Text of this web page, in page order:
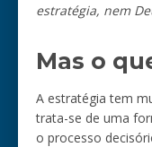
estratégia, nem
Mas o
A estratégia tem
trata-se de uma
o processo